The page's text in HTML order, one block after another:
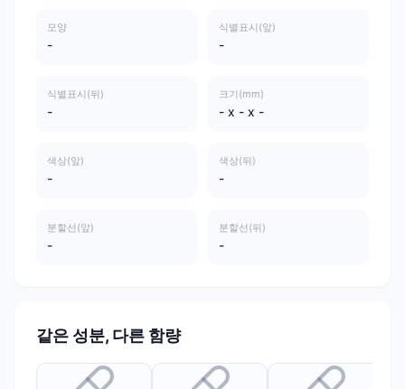
모양
-
식별표시(앞)
-
식별표시(뒤)
-
크기(mm)
- x - x -
색상(앞)
-
색상(뒤)
-
분할선(앞)
-
분할선(뒤)
-
같은 성분, 다른 함량